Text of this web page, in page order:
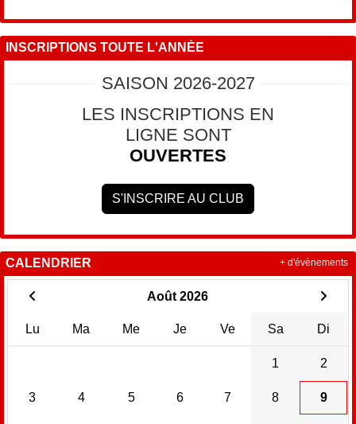
INSCRIPTIONS TOUTE L'ANNÉE
SAISON 2026-2027
LES INSCRIPTIONS EN
LIGNE SONT
OUVERTES
S'INSCRIRE AU CLUB
CALENDRIER
Août 2026
Lu Ma Me Je Ve Sa Di
1 2
3 4 5 6 7 8 9
+ d'évènements